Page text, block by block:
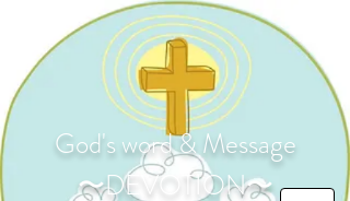
God's word & Message
〜DEVOTION〜